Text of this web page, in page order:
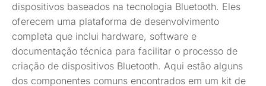
dispositivos baseados na tecnologia Bluetooth. Eles
oferecem uma plataforma de desenvolvimento
completa que inclui hardware, software e
documentação técnica para facilitar o processo de
criação de dispositivos Bluetooth. Aqui estão alguns
dos componentes comuns encontrados em um kit de